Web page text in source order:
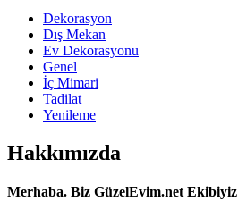
Dekorasyon
Dış Mekan
Ev Dekorasyonu
Genel
İç Mimari
Tadilat
Yenileme
Hakkımızda
Merhaba. Biz GüzelEvim.net Ekibiyiz